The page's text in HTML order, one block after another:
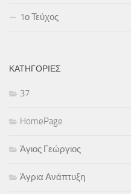
1ο Τεύχος
ΚΑΤΗΓΟΡΊΕΣ
37
HomePage
Άγιος Γεώργιος
Άγρια Ανάπτυξη